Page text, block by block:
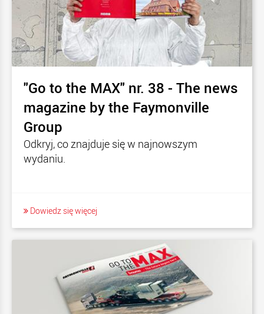
"Go to the MAX" nr. 38 - The news
magazine by the Faymonville
Group
Odkryj, co znajduje się w najnowszym
wydaniu.
Dowiedz się więcej